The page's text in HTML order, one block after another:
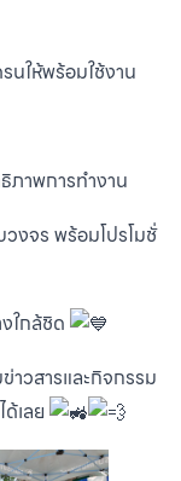
นให้พร้อมใช้งาน
ภาพการทำงาน
งจร พร้อมโปรโมชั่
ใกล้ชิด
วสารและกิจกรรม
เลย